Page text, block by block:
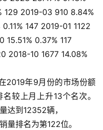
129 2019-03 910 8.84%
147 2019-01 1122
15.51% 0.37% 117
2018-10 1677 14.08%
年9月份的市场份额
较上月上升13个名次。
达到12352辆，
销量排名为第122位。